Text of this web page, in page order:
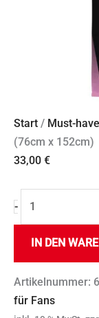
Start / Must-
(76cm x 152cm)
33,00 €
-
IN DEN
Artikelnummer:
für Fans